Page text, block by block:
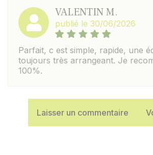
VALENTIN M.
publié le 30/06/2026
Parfait, c est simple, rapide, une
toujours très arrangeant. Je
100%.
Laisser un commentaire